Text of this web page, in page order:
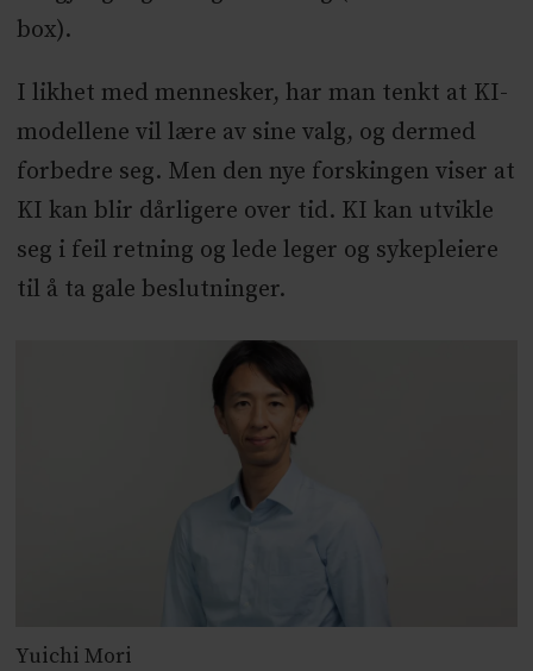
box).
I likhet med mennesker, har man tenkt at KI-
modellene vil lære av sine valg, og dermed
forbedre seg. Men den nye forskingen viser at
KI kan blir dårligere over tid. KI kan utvikle
seg i feil retning og lede leger og sykepleiere
til å ta gale beslutninger.
Yuichi Mori